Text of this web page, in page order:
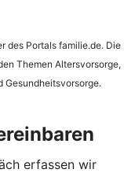
des Portals familie.de. Die
Themen Altersvorsorge,
Gesundheitsvorsorge.
erfassen wir